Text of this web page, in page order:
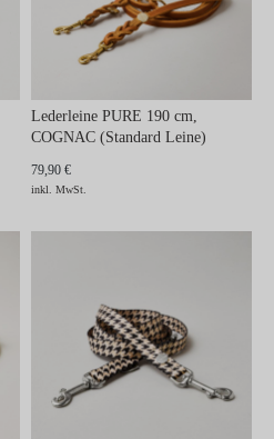
Lederleine PURE 190 cm,
COGNAC (Standard Leine)
79,90 €
inkl. MwSt.